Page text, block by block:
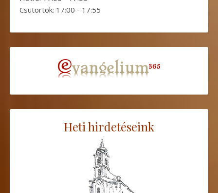
Csütörtök: 17:00 - 17:55
Heti hirdetéseink